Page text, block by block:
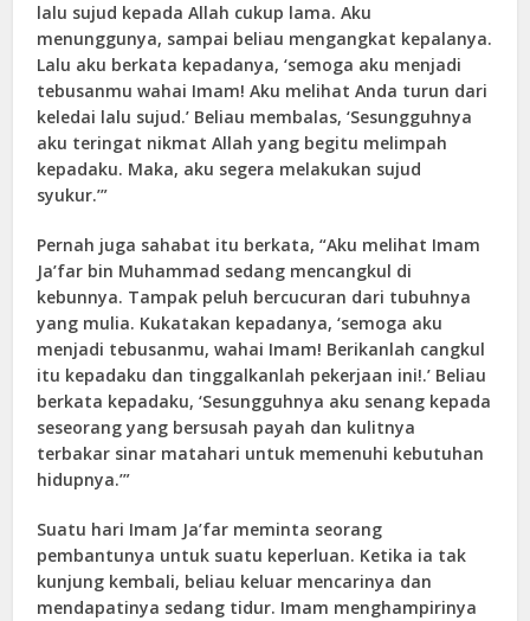
lalu sujud kepada Allah cukup lama. Aku
menunggunya, sampai beliau mengangkat kepalanya.
Lalu aku berkata kepadanya, ‘semoga aku menjadi
tebusanmu wahai Imam! Aku melihat Anda turun dari
keledai lalu sujud.’ Beliau membalas, ‘Sesungguhnya
aku teringat nikmat Allah yang begitu melimpah
kepadaku. Maka, aku segera melakukan sujud
syukur.’”
Pernah juga sahabat itu berkata, “Aku melihat Imam
Ja’far bin Muhammad sedang mencangkul di
kebunnya. Tampak peluh bercucuran dari tubuhnya
yang mulia. Kukatakan kepadanya, ‘semoga aku
menjadi tebusanmu, wahai Imam! Berikanlah cangkul
itu kepadaku dan tinggalkanlah pekerjaan ini!.’ Beliau
berkata kepadaku, ‘Sesungguhnya aku senang kepada
seseorang yang bersusah payah dan kulitnya
terbakar sinar matahari untuk memenuhi kebutuhan
hidupnya.’”
Suatu hari Imam Ja’far meminta seorang
pembantunya untuk suatu keperluan. Ketika ia tak
kunjung kembali, beliau keluar mencarinya dan
mendapatinya sedang tidur. Imam menghampirinya